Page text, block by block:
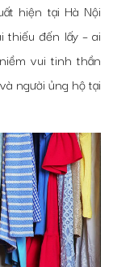
hiện tại Hà Nội
thiếu đến lấy – ai
vui tinh thần
người ủng hộ tại